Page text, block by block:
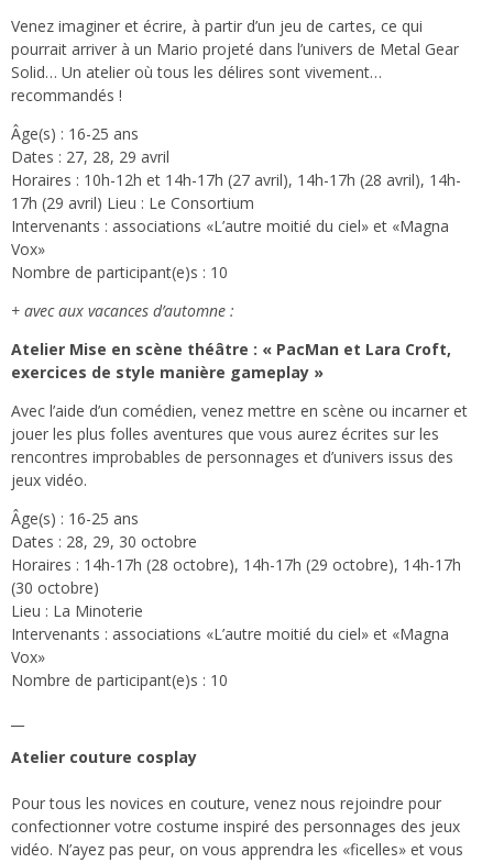
Venez imaginer et écrire, à partir d’un jeu de cartes, ce qui
pourrait arriver à un Mario projeté dans l’univers de Metal Gear
Solid… Un atelier où tous les délires sont vivement…
recommandés !
Âge(s) : 16-25 ans
Dates : 27, 28, 29 avril
Horaires : 10h-12h et 14h-17h (27 avril), 14h-17h (28 avril), 14h-
17h (29 avril) Lieu : Le Consortium
Intervenants : associations «L’autre moitié du ciel» et «Magna
Vox»
Nombre de participant(e)s : 10
+ avec aux vacances d’automne :
Atelier Mise en scène théâtre : « PacMan et Lara Croft,
exercices de style manière gameplay »
Avec l’aide d’un comédien, venez mettre en scène ou incarner et
jouer les plus folles aventures que vous aurez écrites sur les
rencontres improbables de personnages et d’univers issus des
jeux vidéo.
Âge(s) : 16-25 ans
Dates : 28, 29, 30 octobre
Horaires : 14h-17h (28 octobre), 14h-17h (29 octobre), 14h-17h
(30 octobre)
Lieu : La Minoterie
Intervenants : associations «L’autre moitié du ciel» et «Magna
Vox»
Nombre de participant(e)s : 10
Atelier couture cosplay
Pour tous les novices en couture, venez nous rejoindre pour
confectionner votre costume inspiré des personnages des jeux
vidéo. N’ayez pas peur, on vous apprendra les «ficelles» et vous